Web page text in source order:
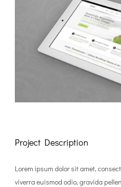
Project Description
Lorem ipsum dolor sit amet,
viverra euismod odio, gravida